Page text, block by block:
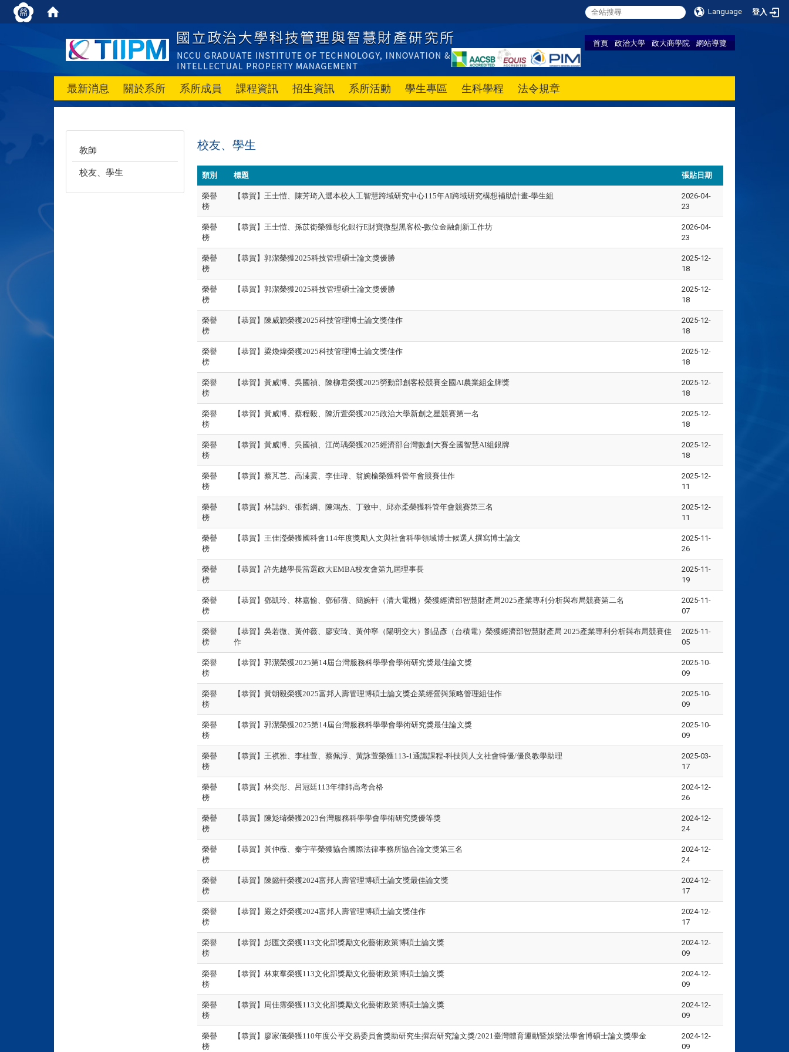
Language 登入
首頁 政治大學 政大商學院 網站導覽
最新消息 關於系所 系所成員 課程資訊 招生資訊 系所活動 學生專區 生科學程 法令規章
教師
校友、學生
校友、學生
類別 標題 張貼日期
榮譽
榜
【恭賀】王士愷、陳芳琦入選本校人工智慧跨域研究中心115年AI跨域研究構想補助計畫-學生組
2026-04-
23
榮譽
榜
【恭賀】王士愷、孫苡銜榮獲彰化銀行E財寶微型黑客松-數位金融創新工作坊
2026-04-
23
榮譽
榜
【恭賀】郭潔榮獲2025科技管理碩士論文獎優勝
2025-12-
18
榮譽
榜
【恭賀】郭潔榮獲2025科技管理碩士論文獎優勝
2025-12-
18
榮譽
榜
【恭賀】陳威穎榮獲2025科技管理博士論文獎佳作
2025-12-
18
榮譽
榜
【恭賀】梁煥煒榮獲2025科技管理博士論文獎佳作
2025-12-
18
榮譽
榜
【恭賀】黃威博、吳國禎、陳柳君榮獲2025勞動部創客松競賽全國AI農業組金牌獎
2025-12-
18
榮譽
榜
【恭賀】黃威博、蔡程毅、陳沂萱榮獲2025政治大學新創之星競賽第一名
2025-12-
18
榮譽
榜
【恭賀】黃威博、吳國禎、江尚瑀榮獲2025經濟部台灣數創大賽全國智慧AI組銀牌
2025-12-
18
榮譽
榜
【恭賀】蔡芃芑、高溱霙、李佳瑋、翁婉榆榮獲科管年會競賽佳作
2025-12-
11
榮譽
榜
【恭賀】林誌鈞、張哲綱、陳鴻杰、丁致中、邱亦柔榮獲科管年會競賽第三名
2025-12-
11
榮譽
榜
【恭賀】王佳瀅榮獲國科會114年度獎勵人文與社會科學領域博士候選人撰寫博士論文
2025-11-
26
榮譽
榜
【恭賀】許先越學長當選政大EMBA校友會第九屆理事長
2025-11-
19
榮譽
榜
【恭賀】鄧凱玲、林嘉愉、鄧郁蒨、簡婉軒（清大電機）榮獲經濟部智慧財產局2025產業專利分析與布局競賽第二名
2025-11-
07
榮譽
榜
【恭賀】吳若微、 黃仲薇、 廖安琦、黃仲寧（陽明交大）劉品彥（台積電）榮獲經濟部智慧財產局 2025產業專利分析與布局競賽佳
作
2025-11-
05
榮譽
榜
【恭賀】郭潔榮獲2025第14屆台灣服務科學學會學術研究獎最佳論文獎
2025-10-
09
榮譽
榜
【恭賀】黃朝毅榮獲2025富邦人壽管理博碩士論文獎企業經營與策略管理組佳作
2025-10-
09
榮譽
榜
【恭賀】郭潔榮獲2025第14屆台灣服務科學學會學術研究獎最佳論文獎
2025-10-
09
榮譽
榜
【恭賀】王祺雅、李桂萱、蔡佩淳、黃詠萱榮獲113-1通識課程-科技與人文社會特優/優良教學助理
2025-03-
17
榮譽
榜
【恭賀】林奕彤、呂冠廷113年律師高考合格
2024-12-
26
榮譽
榜
【恭賀】陳彣璿榮獲2023台灣服務科學學會學術研究獎優等獎
2024-12-
24
榮譽
榜
【恭賀】黃仲薇、秦宇芊榮獲協合國際法律事務所協合論文獎第三名
2024-12-
24
榮譽
榜
【恭賀】陳懿軒榮獲2024富邦人壽管理博碩士論文獎最佳論文獎
2024-12-
17
榮譽
榜
【恭賀】嚴之妤榮獲2024富邦人壽管理博碩士論文獎佳作
2024-12-
17
榮譽
榜
【恭賀】彭匯文榮獲113文化部獎勵文化藝術政策博碩士論文獎
2024-12-
09
榮譽
榜
【恭賀】林東羣榮獲113文化部獎勵文化藝術政策博碩士論文獎
2024-12-
09
榮譽
榜
【恭賀】周佳霈榮獲113文化部獎勵文化藝術政策博碩士論文獎
2024-12-
09
榮譽
榜
【恭賀】廖家儀榮獲110年度公平交易委員會獎助研究生撰寫研究論文獎/2021臺灣體育運動暨娛樂法學會博碩士論文獎學金
2024-12-
09